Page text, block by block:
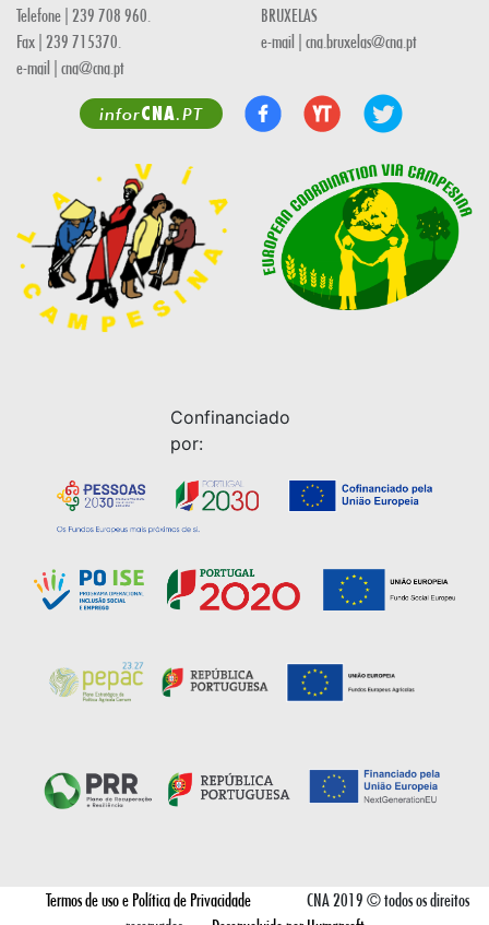
Telefone | 239 708 960.
Fax | 239 715370.
e-mail | cna@cna.pt
BRUXELAS
e-mail | cna.bruxelas@cna.pt
inforCNA.PT
Confinanciado
por:
Termos de uso e Política de Privacidade
CNA 2019 © todos os direitos